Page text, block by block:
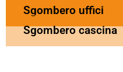
Sgombero uffici
Sgombero cascina